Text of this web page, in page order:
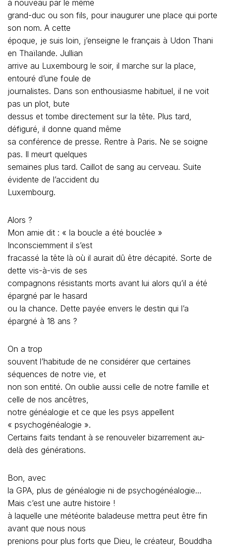
à nouveau par le même
grand-duc ou son fils, pour inaugurer une place qui porte
son nom. A cette
époque, je suis loin, j’enseigne le français à Udon Thani
en Thaïlande. Jullian
arrive au Luxembourg le soir, il marche sur la place,
entouré d’une foule de
journalistes. Dans son enthousiasme habituel, il ne voit
pas un plot, bute
dessus et tombe directement sur la tête. Plus tard,
défiguré, il donne quand même
sa conférence de presse. Rentre à Paris. Ne se soigne
pas. Il meurt quelques
semaines plus tard. Caillot de sang au cerveau. Suite
évidente de l’accident du
Luxembourg.
Alors ?
Mon amie dit : « la boucle a été bouclée »
Inconsciemment il s’est
fracassé la tête là où il aurait dû être décapité. Sorte de
dette vis-à-vis de ses
compagnons résistants morts avant lui alors qu’il a été
épargné par le hasard
ou la chance. Dette payée envers le destin qui l’a
épargné à 18 ans ?
On a trop
souvent l’habitude de ne considérer que certaines
séquences de notre vie, et
non son entité. On oublie aussi celle de notre famille et
celle de nos ancêtres,
notre généalogie et ce que les psys appellent
« psychogénéalogie ».
Certains faits tendant à se renouveler bizarrement au-
delà des générations.
Bon, avec
la GPA, plus de généalogie ni de psychogénéalogie…
Mais c’est une autre histoire !
à laquelle une météorite baladeuse mettra peut être fin
avant que nous nous
prenions pour plus forts que Dieu, le créateur, Bouddha